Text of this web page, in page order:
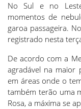
No Sul e no
momentos de
garoa passageira.
registrado nesta
De acordo com a
agradável na maior
em áreas onde o
também terão uma
Rosa, a máxima se